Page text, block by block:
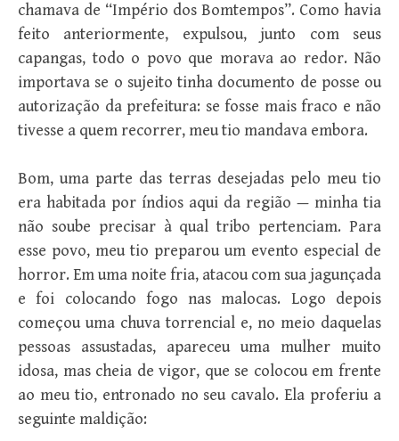
chamava de “Império dos Bomtempos”. Como havia
feito anteriormente, expulsou, junto com seus
capangas, todo o povo que morava ao redor. Não
importava se o sujeito tinha documento de posse ou
autorização da prefeitura: se fosse mais fraco e não
tivesse a quem recorrer, meu tio mandava embora.
Bom, uma parte das terras desejadas pelo meu tio
era habitada por índios aqui da região — minha tia
não soube precisar à qual tribo pertenciam. Para
esse povo, meu tio preparou um evento especial de
horror. Em uma noite fria, atacou com sua jagunçada
e foi colocando fogo nas malocas. Logo depois
começou uma chuva torrencial e, no meio daquelas
pessoas assustadas, apareceu uma mulher muito
idosa, mas cheia de vigor, que se colocou em frente
ao meu tio, entronado no seu cavalo. Ela proferiu a
seguinte maldição: